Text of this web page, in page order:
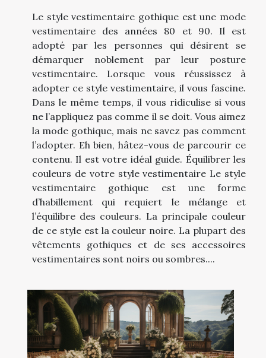
Le style vestimentaire gothique est une mode
vestimentaire des années 80 et 90. Il est
adopté par les personnes qui désirent se
démarquer noblement par leur posture
vestimentaire. Lorsque vous réussissez à
adopter ce style vestimentaire, il vous fascine.
Dans le même temps, il vous ridiculise si vous
ne l’appliquez pas comme il se doit. Vous aimez
la mode gothique, mais ne savez pas comment
l’adopter. Eh bien, hâtez-vous de parcourir ce
contenu. Il est votre idéal guide. Équilibrer les
couleurs de votre style vestimentaire Le style
vestimentaire gothique est une forme
d’habillement qui requiert le mélange et
l’équilibre des couleurs. La principale couleur
de ce style est la couleur noire. La plupart des
vêtements gothiques et de ses accessoires
vestimentaires sont noirs ou sombres....